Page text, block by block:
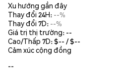
Xu hướng gần đây
Thay đổi 24H: --%
Thay đổi 7D: --%
Giá trị thị trường: --
Cao/Thấp 7D: $-- / $--
Cảm xúc cộng đồng
--